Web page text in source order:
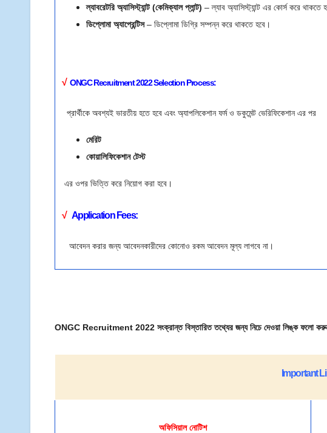
ল্যাবরেটরি অ্যাসিস্ট্যান্ট (কেমিক্যাল প্লান্ট) – ল্যাব অ্যাসিস্ট্যান্ট এর কোর্স করে থাকতে
ডিপ্লোমা অ্যাপ্রেন্টিস– ডিপ্লোমা ডিগ্রি সম্পন্ন করে থাকতে হবে।
√ONGC Recruitment 2022Selection Process:
প্রার্থীকে অবশ্যই ভারতীয় হতে হবে এবং অ্যাপলিকেশান ফর্ম ও ডকুমেন্ট ভেরিফিকেশান এর পর
মেরিট
কোয়ালিফিকেশান টেস্ট
এর ওপর ভিত্তি করে নিয়োগ করা হবে।
√ Application Fees:
আবেদন করার জন্য আবেদনকারীদের কোনোও রকম আবেদন মূল্য লাগবে না।
ONGC Recruitment 2022 সংক্রান্ত বিস্তারিত তথ্যের জন্য নিচে দেওয়া লিঙ্ক ফলো
Important
অফিসিয়ালনোটিশ